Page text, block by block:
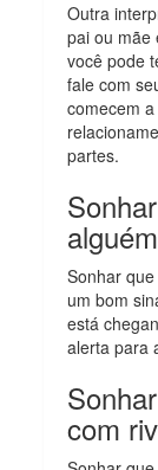
Outra
pai ou mãe
você pode
fale com
comecem
partes.
Sonhar
um bom
está
alerta para
com